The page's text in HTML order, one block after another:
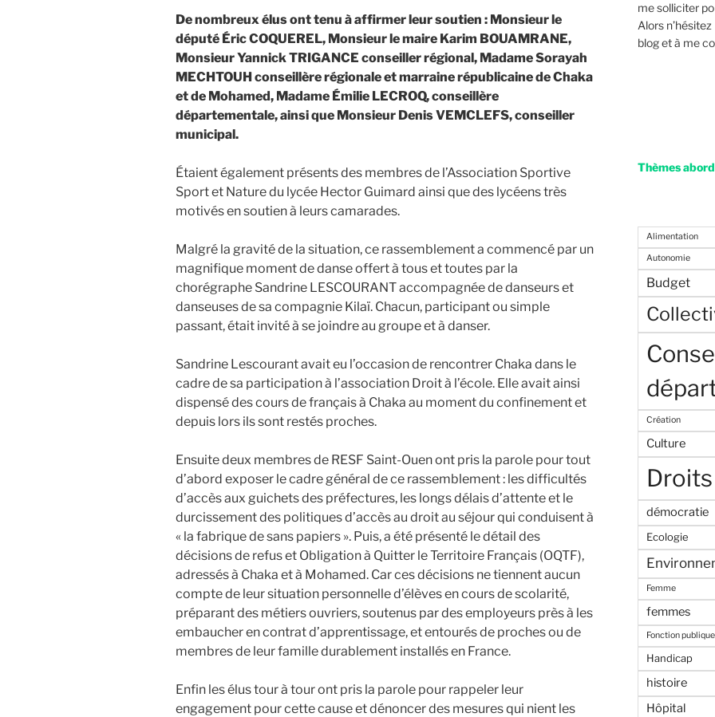
De nombreux élus ont tenu à affirmer leur soutien : Monsieur le
député Éric COQUEREL, Monsieur le maire Karim BOUAMRANE,
Monsieur Yannick TRIGANCE conseiller régional, Madame Sorayah
MECHTOUH conseillère régionale et marraine républicaine de Chaka
et de Mohamed, Madame Émilie LECROQ, conseillère
départementale, ainsi que Monsieur Denis VEMCLEFS, conseiller
municipal.
Étaient également présents des membres de l’Association Sportive
Sport et Nature du lycée Hector Guimard ainsi que des lycéens très
motivés en soutien à leurs camarades.
Malgré la gravité de la situation, ce rassemblement a commencé par un
magnifique moment de danse offert à tous et toutes par la
chorégraphe Sandrine LESCOURANT accompagnée de danseurs et
danseuses de sa compagnie Kilaï. Chacun, participant ou simple
passant, était invité à se joindre au groupe et à danser.
Sandrine Lescourant avait eu l’occasion de rencontrer Chaka dans le
cadre de sa participation à l’association Droit à l’école. Elle avait ainsi
dispensé des cours de français à Chaka au moment du confinement et
depuis lors ils sont restés proches.
Ensuite deux membres de RESF Saint-Ouen ont pris la parole pour tout
d’abord exposer le cadre général de ce rassemblement : les difficultés
d’accès aux guichets des préfectures, les longs délais d’attente et le
durcissement des politiques d’accès au droit au séjour qui conduisent à
« la fabrique de sans papiers ». Puis, a été présenté le détail des
décisions de refus et Obligation à Quitter le Territoire Français (OQTF),
adressés à Chaka et à Mohamed. Car ces décisions ne tiennent aucun
compte de leur situation personnelle d’élèves en cours de scolarité,
préparant des métiers ouvriers, soutenus par des employeurs près à les
embaucher en contrat d’apprentissage, et entourés de proches ou de
membres de leur famille durablement installés en France.
Enfin les élus tour à tour ont pris la parole pour rappeler leur
engagement pour cette cause et dénoncer des mesures qui nient les
me solliciter
Alors
blog et à me
Thèmes
Alimentation
Autonomie
Budget
Création
Culture
Droits
démocratie
Ecologie
Femme
femmes
Fonction publique
Handicap
histoire
Hôpital